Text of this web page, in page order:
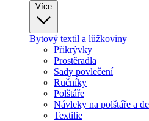
Bytový textil a lůžkoviny
Přikrývky
Prostěradla
Sady povlečení
Ručníky
Polštáře
Návleky na polštáře a
Textilie